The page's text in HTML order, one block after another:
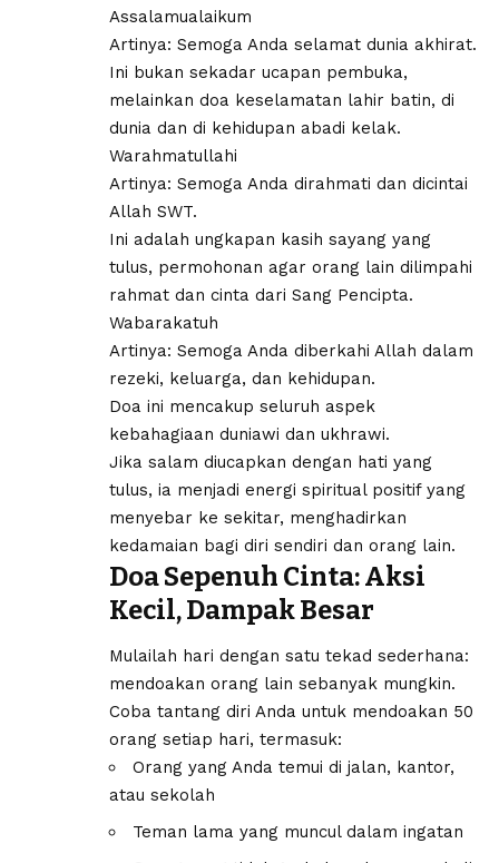
Assalamualaikum
Artinya: Semoga Anda selamat dunia akhirat.
Ini bukan sekadar ucapan pembuka,
melainkan doa keselamatan lahir batin, di
dunia dan di kehidupan abadi kelak.
Warahmatullahi
Artinya: Semoga Anda dirahmati dan dicintai
Allah SWT.
Ini adalah ungkapan kasih sayang yang
tulus, permohonan agar orang lain dilimpahi
rahmat dan cinta dari Sang Pencipta.
Wabarakatuh
Artinya: Semoga Anda diberkahi Allah dalam
rezeki, keluarga, dan kehidupan.
Doa ini mencakup seluruh aspek
kebahagiaan duniawi dan ukhrawi.
Jika salam diucapkan dengan hati yang
tulus, ia menjadi energi spiritual positif yang
menyebar ke sekitar, menghadirkan
kedamaian bagi diri sendiri dan orang lain.
Doa Sepenuh Cinta: Aksi
Kecil, Dampak Besar
Mulailah hari dengan satu tekad sederhana:
mendoakan orang lain sebanyak mungkin.
Coba tantang diri Anda untuk mendoakan 50
orang setiap hari, termasuk:
Orang yang Anda temui di jalan, kantor,
atau sekolah
Teman lama yang muncul dalam ingatan